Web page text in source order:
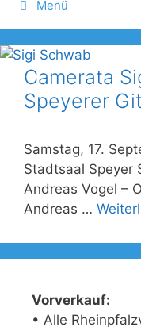
Menü
Camerata
Speyerer
Samstag, 17.
Stadtsaal Speyer
Andreas Vogel –
Andreas …
Vorverkauf:
• Alle